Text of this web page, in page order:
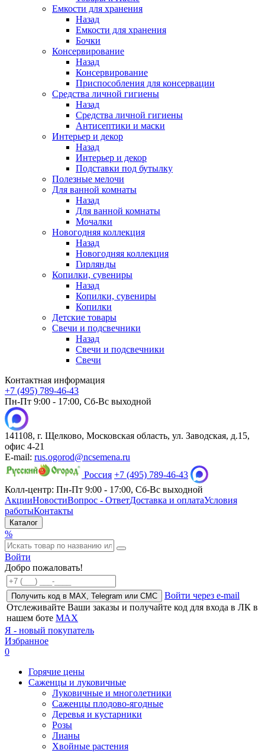
Емкости для хранения
Назад
Емкости для хранения
Бочки
Консервирование
Назад
Консервирование
Приспособления для консервации
Средства личной гигиены
Назад
Средства личной гигиены
Антисептики и маски
Интерьер и декор
Назад
Интерьер и декор
Подставки под бутылку
Полезные мелочи
Для ванной комнаты
Назад
Для ванной комнаты
Мочалки
Новогодняя коллекция
Назад
Новогодняя коллекция
Гирлянды
Копилки, сувениры
Назад
Копилки, сувениры
Копилки
Детские товары
Свечи и подсвечники
Назад
Свечи и подсвечники
Свечи
Контактная информация
+7 (495) 789-46-43
Пн-Пт 9:00 - 17:00, Сб-Вс выходной
141108, г. Щелково, Московская область, ул. Заводская, д.15,
офис 4-21
E-mail: rus.ogorod@ncsemena.ru
Россия +7 (495) 789-46-43
Колл-центр: Пн-Пт 9:00 - 17:00, Сб-Вс выходной
АкцииНовостиВопрос - ОтветДоставка и оплатаУсловия
работыКонтакты
Каталог
%
Войти
Добро пожаловать!
Получить код в MAX, Telegram или СМС
Войти через e-mail
Отслеживайте Ваши заказы и получайте код для входа в ЛК в
нашем боте MAX
Я - новый покупатель
Избранное
0
Горячие цены
Саженцы и луковичные
Луковичные и многолетники
Саженцы плодово-ягодные
Деревья и кустарники
Розы
Лианы
Хвойные растения